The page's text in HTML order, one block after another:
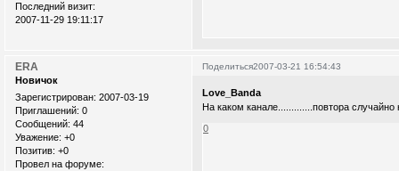
Последний визит:
2007-11-29 19:11:17
Поделиться2007-03-21 16:54:43
ERA
Новичок
Зарегистрирован: 2007-03-19
Приглашений: 0
Сообщений: 44
Уважение: +0
Позитив: +0
Провел на форуме:
Love_Banda
На каком канале.............повтора случайно
0